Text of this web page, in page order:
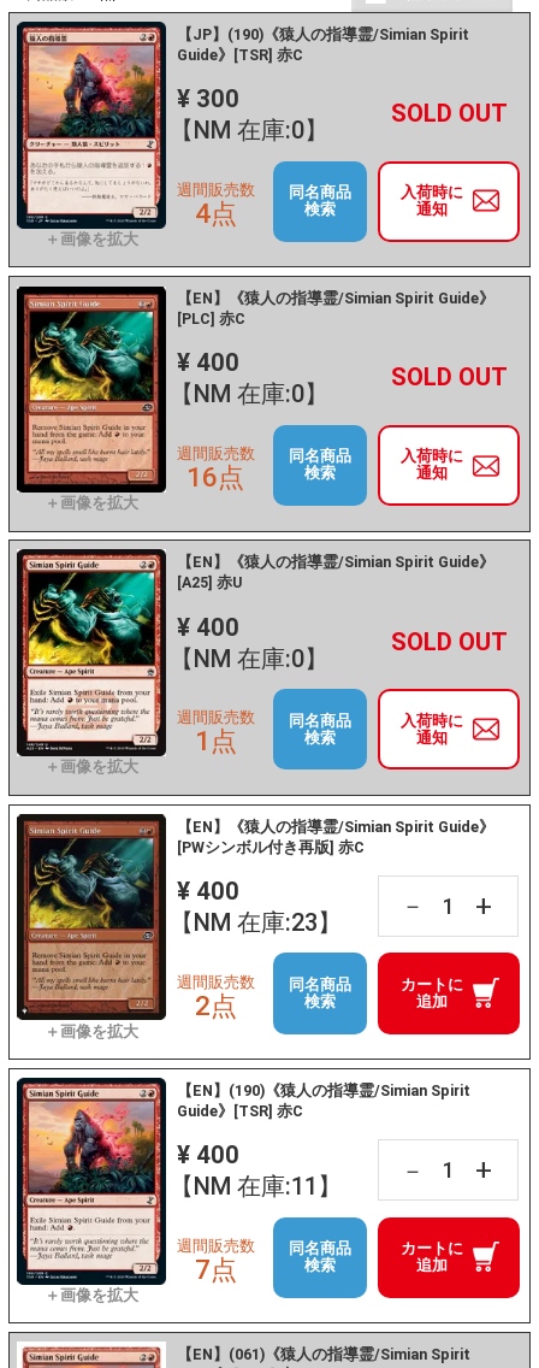
【JP】(190)《猿人の指導霊/Simian Spirit
Guide》[TSR] 赤C
¥ 300
【NM 在庫:0】
－ +
入荷時に
通知
週間販売数
4点
同名商品
検索
【EN】《猿人の指導霊/Simian Spirit Guide》
[PLC] 赤C
¥ 400
【NM 在庫:0】
－ +
入荷時に
通知
週間販売数
16点
同名商品
検索
【EN】《猿人の指導霊/Simian Spirit Guide》
[A25] 赤U
¥ 400
【NM 在庫:0】
－ +
入荷時に
通知
週間販売数
1点
同名商品
検索
【EN】《猿人の指導霊/Simian Spirit Guide》
[PWシンボル付き再版] 赤C
¥ 400
【NM 在庫:23】
－ +
カートに
追加
週間販売数
2点
同名商品
検索
【EN】(190)《猿人の指導霊/Simian Spirit
Guide》[TSR] 赤C
¥ 400
【NM 在庫:11】
－ +
カートに
追加
週間販売数
7点
同名商品
検索
【EN】(061)《猿人の指導霊/Simian Spirit